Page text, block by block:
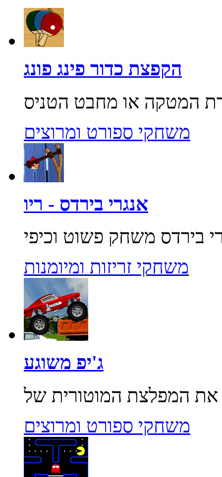
הקפצת כדור פינג פונג
משחקי ספורט ומרוצים
אנגרי בירדס - ריו
משחקי זריזות ומיומנות
ג'יפ משוגע
משחקי ספורט ומרוצים